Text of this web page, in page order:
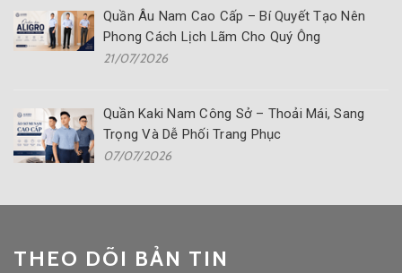
Quần Âu Nam Cao Cấp – Bí Quyết Tạo Nên
Phong Cách Lịch Lãm Cho Quý Ông
21/07/2026
Quần Kaki Nam Công Sở – Thoải Mái, Sang
Trọng Và Dễ Phối Trang Phục
07/07/2026
THEO DÕI BẢN TIN